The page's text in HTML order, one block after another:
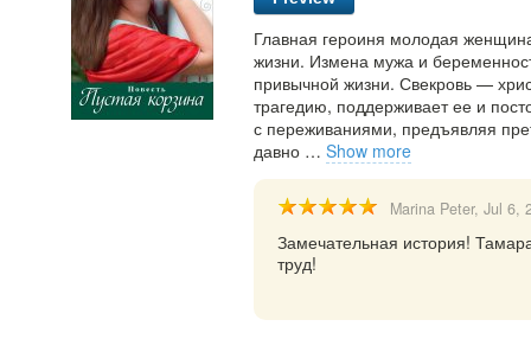
Главная героиня молодая
жизни. Измена мужа и
привычной жизни. Свекровь —
трагедию, поддерживает ее и
с переживаниями, предъявляя
давно … Show more
Marina Peter, Jul 6,
Замечательная история!
труд!